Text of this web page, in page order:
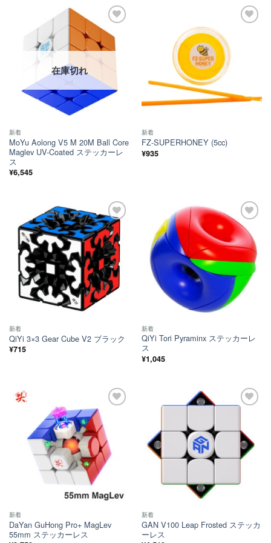
い！
在庫切れ
新着
MoYu Aolong V5 M 20M Ball Core
Maglev UV-Coated ステッカーレ
ス
¥6,545
新着
FZ-SUPERHONEY (5cc)
¥935
ほし
い！
新着
QiYi 3×3 Gear Cube V2 ブラック
¥715
ほし
い！
新着
QiYi Tori Pyraminx ステッカーレ
ス
¥1,045
新着
DaYan GuHong Pro+ MagLev
55mm ステッカーレス
新着
GAN V100 Leap Frosted ステッカ
ーレス